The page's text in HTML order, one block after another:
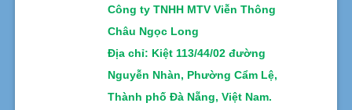
Công ty TNHH MTV Viễn Thông
Châu Ngọc Long
Địa chỉ: Kiệt 113/44/02 đường
Nguyễn Nhàn, Phường Cẩm Lệ,
Thành phố Đà Nẵng, Việt Nam.